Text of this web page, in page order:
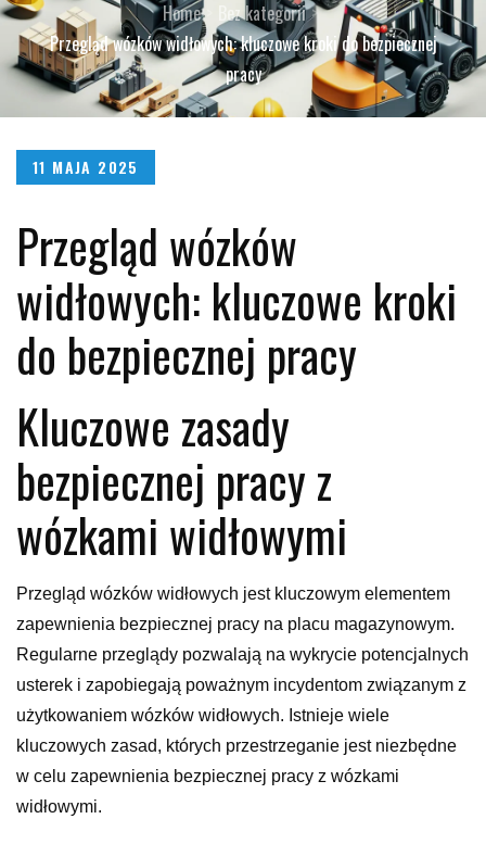
Home
Bez kategorii
Przegląd wózków widłowych: kluczowe kroki do bezpiecznej
pracy
Posted
11 MAJA 2025
Przegląd wózków
widłowych: kluczowe kroki
do bezpiecznej pracy
Kluczowe zasady
bezpiecznej pracy z
wózkami widłowymi
Przegląd wózków widłowych jest kluczowym elementem
zapewnienia bezpiecznej pracy na placu magazynowym.
Regularne przeglądy pozwalają na wykrycie potencjalnych
usterek i zapobiegają poważnym incydentom związanym z
użytkowaniem wózków widłowych. Istnieje wiele
kluczowych zasad, których przestrzeganie jest niezbędne
w celu zapewnienia bezpiecznej pracy z wózkami
widłowymi.